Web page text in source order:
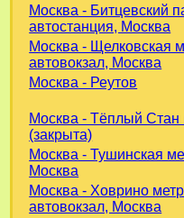
Москва - Битцевский
автостанция, Москва
Москва - Щелковская
автовокзал, Москва
Москва - Реутов
Москва - Тёплый Стан
(закрыта)
Москва - Тушинская
Москва
Москва - Ховрино
автовокзал, Москва